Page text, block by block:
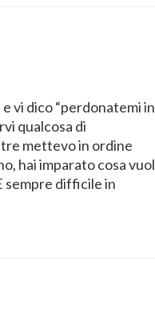
vi dico “perdonatemi in
qualcosa di
mettevo in ordine
hai imparato cosa vuol
sempre difficile in